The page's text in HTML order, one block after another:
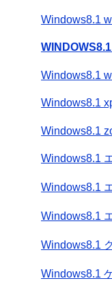
Windows8.1
Windows8.1
Windows8.1
Windows8.1
Windows8.1
Windows8.1
Windows8.1
Windows8.1
Windows8.1